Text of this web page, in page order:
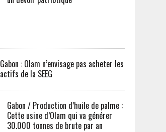
Gabon : Olam n’envisage pas acheter les
actifs de la SEEG
Gabon / Production d’huile de palme :
Cette usine d’Olam qui va générer
30.000 tonnes de brute par an